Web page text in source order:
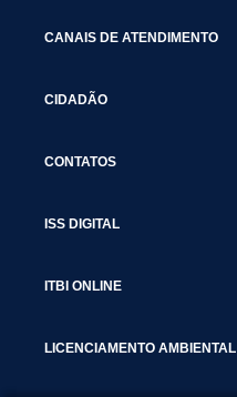
CANAIS DE ATENDIMENTO
CIDADÃO
CONTATOS
ISS DIGITAL
ITBI ONLINE
LICENCIAMENTO AMBIENTAL